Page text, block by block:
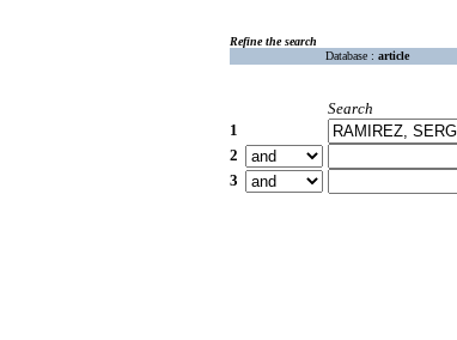
Refine the search
Database : article
Search
1
2
3